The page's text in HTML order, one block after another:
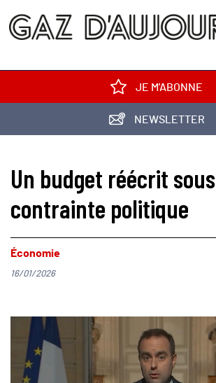
JE M'ABONNE
NEWSLETTER
Un budget réécrit sous
contrainte politique
Économie
16/01/2026